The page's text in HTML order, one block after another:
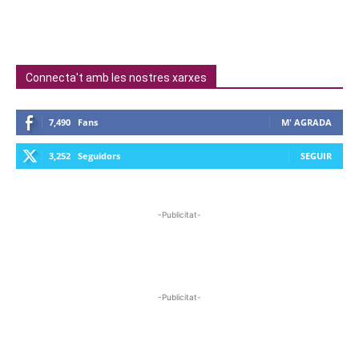
Connecta't amb les nostres xarxes
7,490 Fans M' AGRADA
3,252 Seguidors SEGUIR
-Publicitat-
-Publicitat-